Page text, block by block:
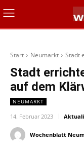
Start Neumarkt Stadt
Stadt
auf dem
NEUMARKT
14. Februar 2023
Wochenblatt